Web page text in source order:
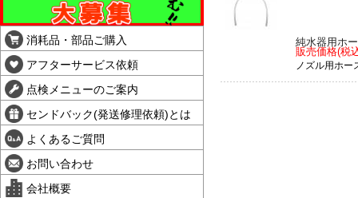
消耗品・部品ご購入
アフターサービス依頼
点検メニューのご案内
センドバック(発送修理依頼)とは
よくあるご質問
お問い合わせ
会社概要
純水器用ホ
販売価格(税
ノズル用ホー